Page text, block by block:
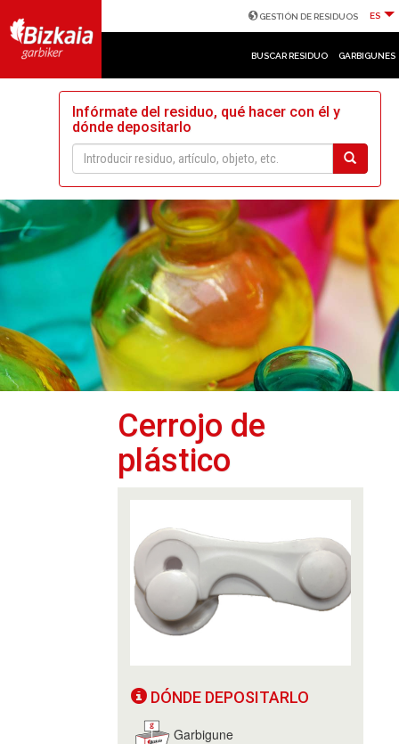
GESTIÓN DE RESIDUOS ES
BUSCAR RESIDUO GARBIGUNES
Infórmate del residuo, qué hacer con él y
dónde depositarlo
Cerrojo de
plástico
DÓNDE DEPOSITARLO
Garbigune